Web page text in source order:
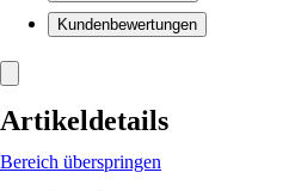
Kundenbewertungen
Artikeldetails
Bereich überspringen